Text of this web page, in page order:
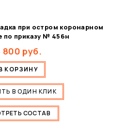
при остром коронарном
по приказу № 456н
800 руб.
КОРЗИНУ
В ОДИН КЛИК
СОСТАВ